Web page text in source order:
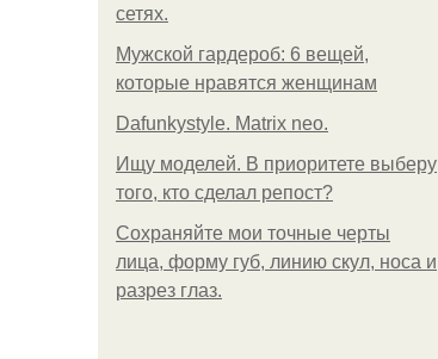
сетях.
Мужской гардероб: 6 вещей,
которые нравятся женщинам
Dafunkystyle. Matrix neo.
Ищу моделей. В приоритете выберу
того, кто сделал репост?
Сохраняйте мои точные черты
лица, форму губ, линию скул, носа и
разрез глаз.